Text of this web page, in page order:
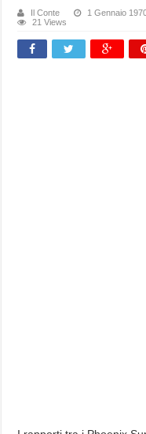
Il Conte 1 Gennaio
21 Views